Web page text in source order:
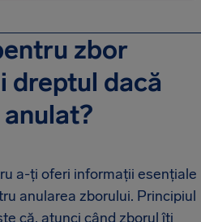
zbor
dreptul dacă
a-ți oferi informații esențiale
anularea zborului. Principiul
că, atunci când zborul îți